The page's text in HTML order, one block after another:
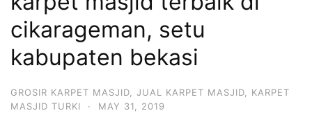
cikarageman, setu
kabupaten bekasi
GROSIR KARPET MASJID JUAL KARPET MASJID
KARPET
MASJID TURKI
· MAY 31, 2019